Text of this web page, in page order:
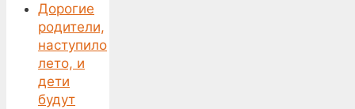
Дорогие
родители,
наступило
лето, и
дети
будут